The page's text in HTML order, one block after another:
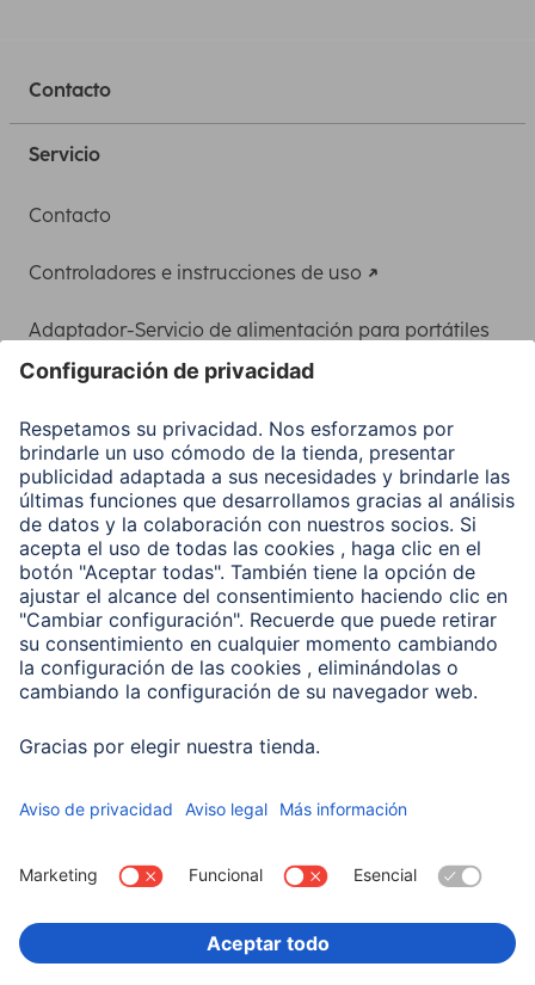
Contacto
Servicio
Contacto
Controladores e instrucciones de uso
Adaptador-Servicio de alimentación para portátiles
Clientes online
Conviértete en distribuidor
Compañía
Historia de la empresa
Hama en todo el Mundo
Sostenibilidad
Business-Portal
Escoger Pais